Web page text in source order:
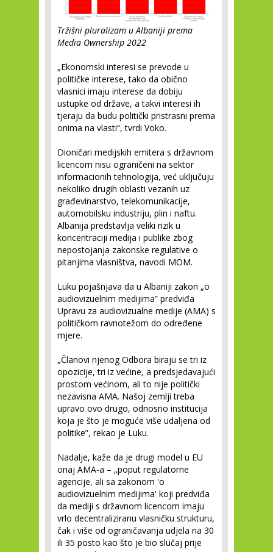
Tržišni pluralizam u Albaniji prema
Media Ownership 2022
„Ekonomski interesi se prevode u
političke interese, tako da obično
vlasnici imaju interese da dobiju
ustupke od države, a takvi interesi ih
tjeraju da budu politički pristrasni prema
onima na vlasti“, tvrdi Voko.
Dioničari medijskih emitera s državnom
licencom nisu ograničeni na sektor
informacionih tehnologija, već uključuju
nekoliko drugih oblasti vezanih uz
građevinarstvo, telekomunikacije,
automobilsku industriju, plin i naftu.
Albanija predstavlja veliki rizik u
koncentraciji medija i publike zbog
nepostojanja zakonske regulative o
pitanjima vlasništva, navodi MOM.
Luku pojašnjava da u Albaniji zakon „o
audiovizuelnim medijima” predviđa
Upravu za audiovizualne medije (AMA) s
političkom ravnotežom do određene
mjere.
„Članovi njenog Odbora biraju se tri iz
opozicije, tri iz većine, a predsjedavajući
prostom većinom, ali to nije politički
nezavisna AMA. Našoj zemlji treba
upravo ovo drugo, odnosno institucija
koja je što je moguće više udaljena od
politike”, rekao je Luku.
Nadalje, kaže da je drugi model u EU
onaj AMA-a – „poput regulatorne
agencije, ali sa zakonom 'o
audiovizuelnim medijima' koji predviđa
da mediji s državnom licencom imaju
vrlo decentraliziranu vlasničku strukturu,
čak i više od ograničavanja udjela na 30
ili 35 posto kao što je bio slučaj prije